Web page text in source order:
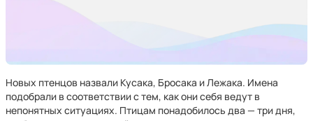
Новых птенцов назвали Кусака, Бросака и Лежака. Имена
подобрали в соответствии с тем, как они себя ведут в
непонятных ситуациях. Птицам понадобилось два — три дня,